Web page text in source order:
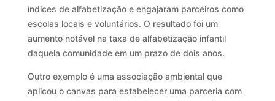
índices de alfabetização e engajaram parceiros como
escolas locais e voluntários. O resultado foi um
aumento notável na taxa de alfabetização infantil
daquela comunidade em um prazo de dois anos.
Outro exemplo é uma associação ambiental que
aplicou o canvas para estabelecer uma parceria com